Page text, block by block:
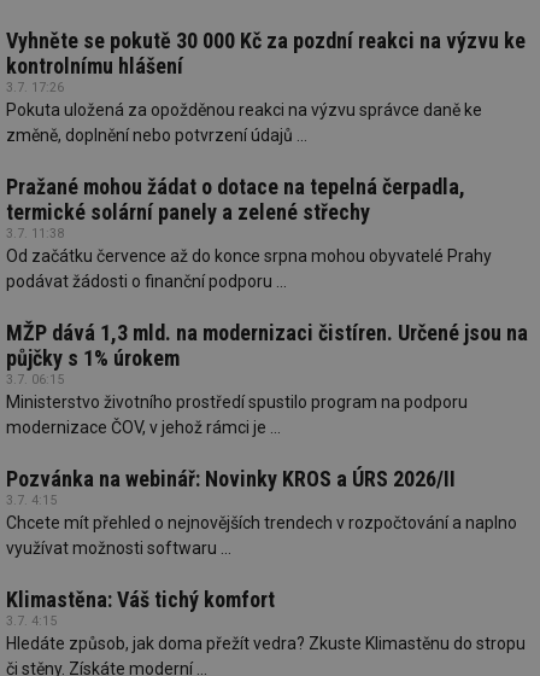
Vyhněte se pokutě 30 000 Kč za pozdní reakci na výzvu ke
kontrolnímu hlášení
3.7. 17:26
Pokuta uložená za opožděnou reakci na výzvu správce daně ke
změně, doplnění nebo potvrzení údajů ...
Pražané mohou žádat o dotace na tepelná čerpadla,
termické solární panely a zelené střechy
3.7. 11:38
Od začátku července až do konce srpna mohou obyvatelé Prahy
podávat žádosti o finanční podporu ...
MŽP dává 1,3 mld. na modernizaci čistíren. Určené jsou na
půjčky s 1% úrokem
3.7. 06:15
Ministerstvo životního prostředí spustilo program na podporu
modernizace ČOV, v jehož rámci je ...
Pozvánka na webinář: Novinky KROS a ÚRS 2026/II
3.7. 4:15
Chcete mít přehled o nejnovějších trendech v rozpočtování a naplno
využívat možnosti softwaru ...
Klimastěna: Váš tichý komfort
3.7. 4:15
Hledáte způsob, jak doma přežít vedra? Zkuste Klimastěnu do stropu
či stěny. Získáte moderní ...